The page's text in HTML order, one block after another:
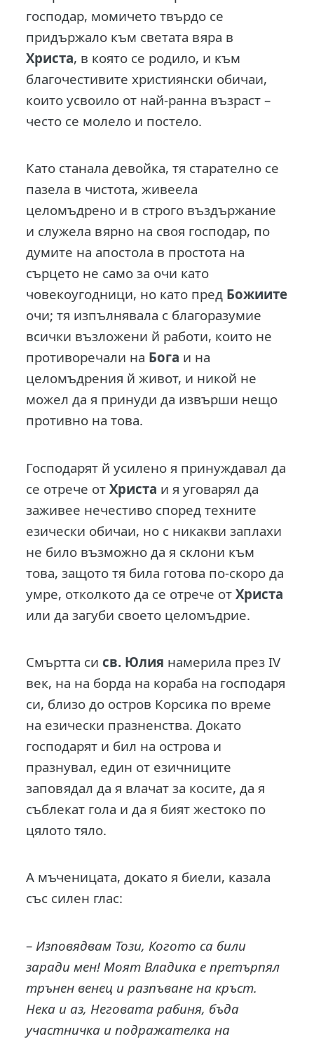
господар, момичето твърдо се
придържало към светата вяра в
Христа, в която се родило, и към
благочестивите християнски обичаи,
които усвоило от най-ранна възраст –
често се молело и постело.
Като станала девойка, тя старателно се
пазела в чистота, живеела
целомъдрено и в строго въздържание
и служела вярно на своя господар, по
думите на апостола в простота на
сърцето не само за очи като
човекоугодници, но като пред Божиите
очи; тя изпълнявала с благоразумие
всички възложени й работи, които не
противоречали на Бога и на
целомъдрения й живот, и никой не
можел да я принуди да извърши нещо
противно на това.
Господарят й усилено я принуждавал да
се отрече отХриста и я уговарял да
заживее нечестиво според техните
езически обичаи, но с никакви заплахи
не било възможно да я склони към
това, защото тя била готова по-скоро да
умре, отколкото да се отрече отХриста
или да загуби своето целомъдрие.
Смъртта сисв. Юлия намерила през ІV
век, на на борда на кораба на господаря
си, близо до остров Корсика по време
на езически празненства. Докато
господарят и бил на острова и
празнувал, един от езичниците
заповядал да я влачат за косите, да я
съблекат гола и да я бият жестоко по
цялото тяло.
А мъченицата, докато я биели, казала
със силен глас:
– Изповядвам Този, Когото са били
заради мен! Моят Владика е претърпял
трънен венец и разпъване на кръст.
Нека и аз, Неговата рабиня, бъда
участничка и подражателка на